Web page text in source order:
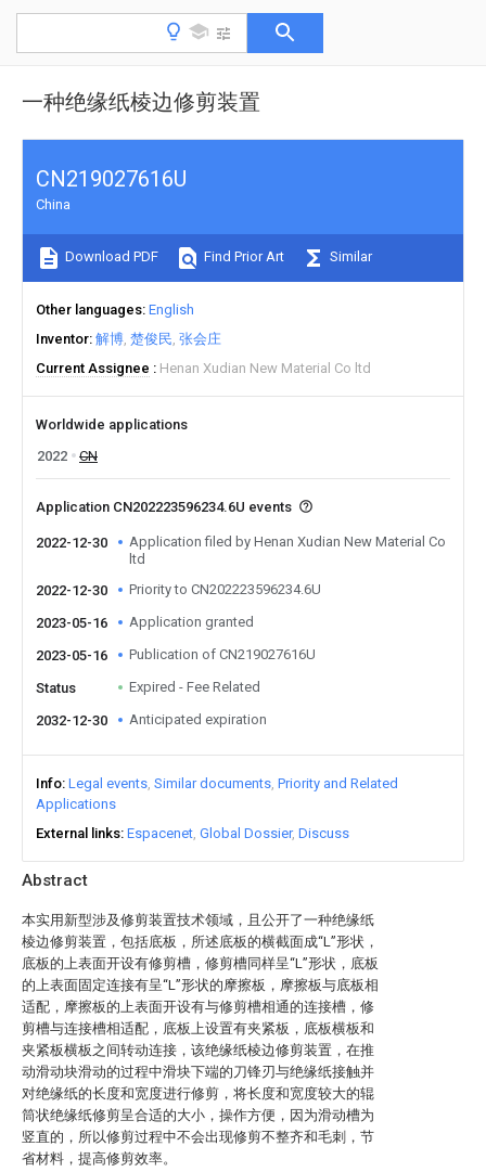
一种绝缘纸棱边修剪装置
Abstract
本实用新型涉及修剪装置技术领域，且公开了一种绝缘纸
棱边修剪装置，包括底板，所述底板的横截面成“L”形状，
底板的上表面开设有修剪槽，修剪槽同样呈“L”形状，底板
的上表面固定连接有呈“L”形状的摩擦板，摩擦板与底板相
适配，摩擦板的上表面开设有与修剪槽相通的连接槽，修
剪槽与连接槽相适配，底板上设置有夹紧板，底板横板和
夹紧板横板之间转动连接，该绝缘纸棱边修剪装置，在推
动滑动块滑动的过程中滑块下端的刀锋刃与绝缘纸接触并
对绝缘纸的长度和宽度进行修剪，将长度和宽度较大的辊
筒状绝缘纸修剪呈合适的大小，操作方便，因为滑动槽为
竖直的，所以修剪过程中不会出现修剪不整齐和毛刺，节
省材料，提高修剪效率。
CN219027616U
China
Download PDF Find Prior Art Similar
Other languages English
Inventor 解博 楚俊民 张会庄
Current Assignee
Henan Xudian New Material Co ltd
Worldwide applications
2022
CN
Application CN202223596234.6U events
2022-12-30
Application filed by Henan Xudian New Material Co
ltd
2022-12-30
Priority to CN202223596234.6U
2023-05-16 Application granted
2023-05-16 Publication of CN219027616U
Status Expired - Fee Related
2032-12-30 Anticipated expiration
Info Legal events Similar documents Priority and Related
Applications
External links Espacenet Global Dossier Discuss